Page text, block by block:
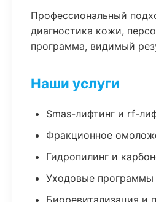
Профессиональный
диагностика кожи,
программа, видимый
Наши услуги
Smas-лифтинг и rf-
Фракционное
Гидропилинг и
Уходовые
Биоревитализация и